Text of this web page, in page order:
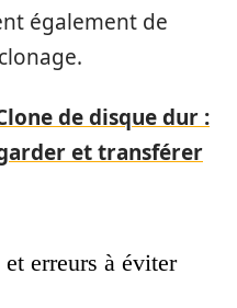
également de
de disque dur :
et transférer
erreurs à éviter